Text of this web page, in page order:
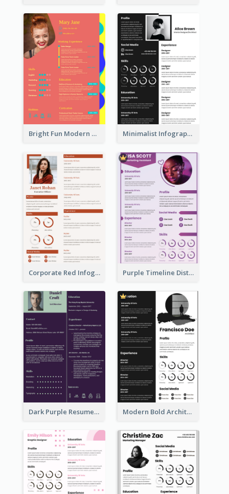
Bright Fun Modern Student Resume Minimalist Infographic Resume
Corporate Red Infographic Resume Purple Timeline Distinguished Resume
Dark Purple Resume Modern Bold Architect Resume